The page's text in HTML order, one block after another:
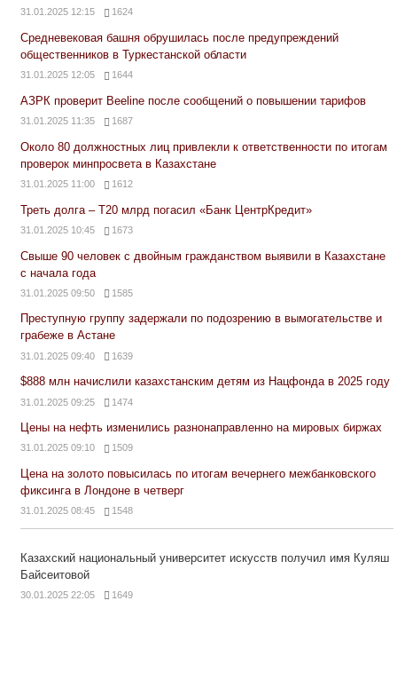
31.01.2025 12:15 1624
Средневековая башня обрушилась после предупреждений
общественников в Туркестанской области
31.01.2025 12:05 1644
АЗРК проверит Beeline после сообщений о повышении тарифов
31.01.2025 11:35 1687
Около 80 должностных лиц привлекли к ответственности по итогам
проверок минпросвета в Казахстане
31.01.2025 11:00 1612
Треть долга – Т20 млрд погасил «Банк ЦентрКредит»
31.01.2025 10:45 1673
Свыше 90 человек с двойным гражданством выявили в Казахстане
с начала года
31.01.2025 09:50 1585
Преступную группу задержали по подозрению в вымогательстве и
грабеже в Астане
31.01.2025 09:40 1639
$888 млн начислили казахстанским детям из Нацфонда в 2025 году
31.01.2025 09:25 1474
Цены на нефть изменились разнонаправленно на мировых биржах
31.01.2025 09:10 1509
Цена на золото повысилась по итогам вечернего межбанковского
фиксинга в Лондоне в четверг
31.01.2025 08:45 1548
Казахский национальный университет искусств получил имя Куляш
Байсеитовой
30.01.2025 22:05 1649